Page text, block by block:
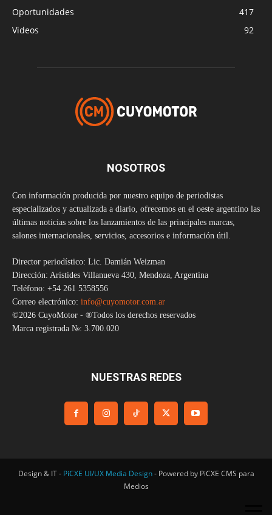
Oportunidades
417
Videos
92
NOSOTROS
Con información producida por nuestro equipo de periodistas
especializados y actualizada a diario, ofrecemos en el oeste argentino las
últimas noticias sobre los lanzamientos de las principales marcas,
salones internacionales, servicios, accesorios e información útil.
Director periodístico: Lic. Damián Weizman
Dirección: Arístides Villanueva 430, Mendoza, Argentina
Teléfono: +54 261 5358556
Correo electrónico: info@cuyomotor.com.ar
©2026 CuyoMotor - ®Todos los derechos reservados
Marca registrada №: 3.700.020
NUESTRAS REDES
Design & IT - PiCXE UI/UX Media Design- Powered by PiCXE CMS para
Medios